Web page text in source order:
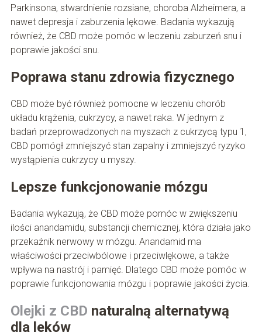
Parkinsona, stwardnienie rozsiane, choroba Alzheimera, a
nawet depresja i zaburzenia lękowe. Badania wykazują
również, że CBD może pomóc w leczeniu zaburzeń snu i
poprawie jakości snu.
Poprawa stanu zdrowia fizycznego
CBD może być również pomocne w leczeniu chorób
układu krążenia, cukrzycy, a nawet raka. W jednym z
badań przeprowadzonych na myszach z cukrzycą typu 1,
CBD pomógł zmniejszyć stan zapalny i zmniejszyć ryzyko
wystąpienia cukrzycy u myszy.
Lepsze funkcjonowanie mózgu
Badania wykazują, że CBD może pomóc w zwiększeniu
ilości anandamidu, substancji chemicznej, która działa jako
przekaźnik nerwowy w mózgu. Anandamid ma
właściwości przeciwbólowe i przeciwlękowe, a także
wpływa na nastrój i pamięć. Dlatego CBD może pomóc w
poprawie funkcjonowania mózgu i poprawie jakości życia.
Olejki z CBD naturalną alternatywą
dla leków